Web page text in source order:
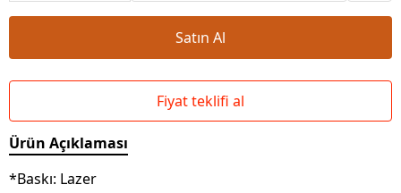
Satın Al
Fiyat teklifi al
Ürün Açıklaması
*Baskı: Lazer